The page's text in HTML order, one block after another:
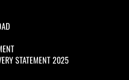
STATEMENT 2025